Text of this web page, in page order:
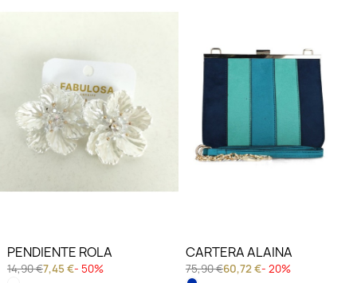
PENDIENTE ROLA
14,90 €7,45 €- 50%
CARTERA ALAINA
75,90 €60,72 €- 20%